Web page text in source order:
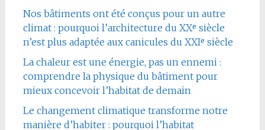
Nos bâtiments ont été conçus pour un autre
climat : pourquoi l’architecture du XXᵉ siècle
n’est plus adaptée aux canicules du XXIᵉ siècle
La chaleur est une énergie, pas un ennemi :
comprendre la physique du bâtiment pour
mieux concevoir l’habitat de demain
Le changement climatique transforme notre
manière d’habiter : pourquoi l’habitat